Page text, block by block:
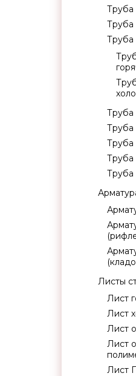
Труба
Труба
Труба
Труба
Труба
Труба
Листы
Лист
Лист
Лист
Лист
Лист